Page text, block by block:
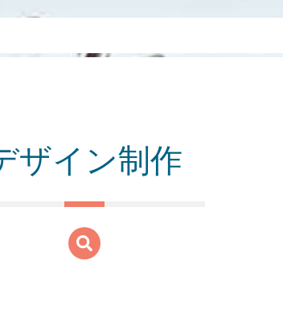
ザイン制作